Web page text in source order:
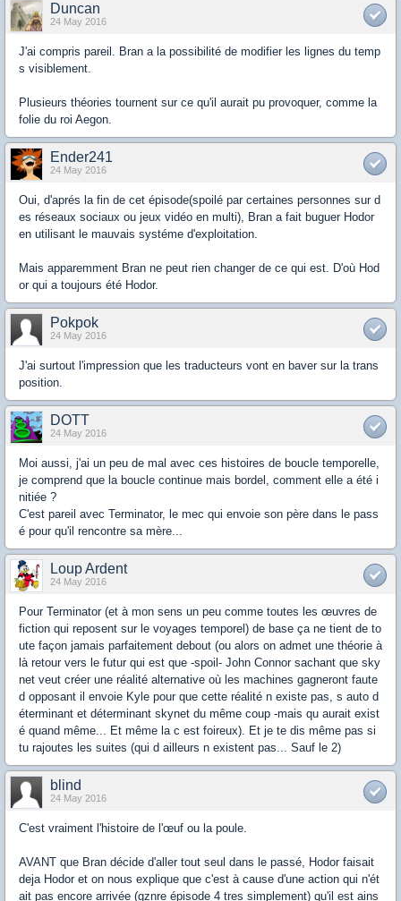
Duncan
24 May 2016
J'ai compris pareil. Bran a la possibilité de modifier les lignes du temp
s visiblement.
Plusieurs théories tournent sur ce qu'il aurait pu provoquer, comme la
folie du roi Aegon.
Ender241
24 May 2016
Oui, d'aprés la fin de cet épisode(spoilé par certaines personnes sur d
es réseaux sociaux ou jeux vidéo en multi), Bran a fait buguer Hodor
en utilisant le mauvais systéme d'exploitation.
Mais apparemment Bran ne peut rien changer de ce qui est. D'où Hod
or qui a toujours été Hodor.
Pokpok
24 May 2016
J'ai surtout l'impression que les traducteurs vont en baver sur la trans
position.
DOTT
24 May 2016
Moi aussi, j'ai un peu de mal avec ces histoires de boucle temporelle,
je comprend que la boucle continue mais bordel, comment elle a été i
nitiée ?
C'est pareil avec Terminator, le mec qui envoie son père dans le pass
é pour qu'il rencontre sa mère...
Loup Ardent
24 May 2016
Pour Terminator (et à mon sens un peu comme toutes les œuvres de
fiction qui reposent sur le voyages temporel) de base ça ne tient de to
ute façon jamais parfaitement debout (ou alors on admet une théorie à
là retour vers le futur qui est que -spoil- John Connor sachant que sky
net veut créer une réalité alternative où les machines gagneront faute
d opposant il envoie Kyle pour que cette réalité n existe pas, s auto d
éterminant et déterminant skynet du même coup -mais qu aurait exist
é quand même... Et même la c est foireux). Et je te dis même pas si
tu rajoutes les suites (qui d ailleurs n existent pas... Sauf le 2)
blind
24 May 2016
C'est vraiment l'histoire de l'œuf ou la poule.
AVANT que Bran décide d'aller tout seul dans le passé, Hodor faisait
deja Hodor et on nous explique que c'est à cause d'une action qui n'ét
ait pas encore arrivée (gznre épisode 4 tres simplement) qu'il est ains